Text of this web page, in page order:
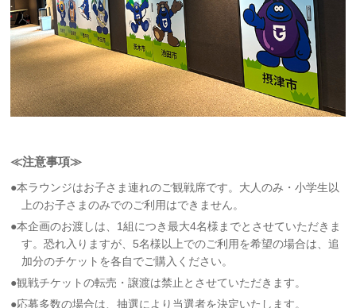
≪注意事項≫
●本ラウンジはお子さま連れのご観戦席です。大人のみ・小学生以
上のお子さまのみでのご利用はできません。
●本企画のお渡しは、1組につき最大4名様までとさせていただきま
す。恐れ入りますが、5名様以上でのご利用を希望の場合は、追
加分のチケットを各自でご購入ください。
●観戦チケットの転売・譲渡は禁止とさせていただきます。
●応募多数の場合は、抽選により当選者を決定いたします。